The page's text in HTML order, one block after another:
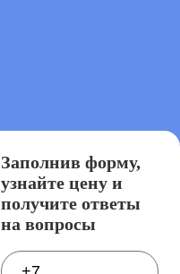
Заполнив форму,
узнайте цену и
получите ответы
на вопросы